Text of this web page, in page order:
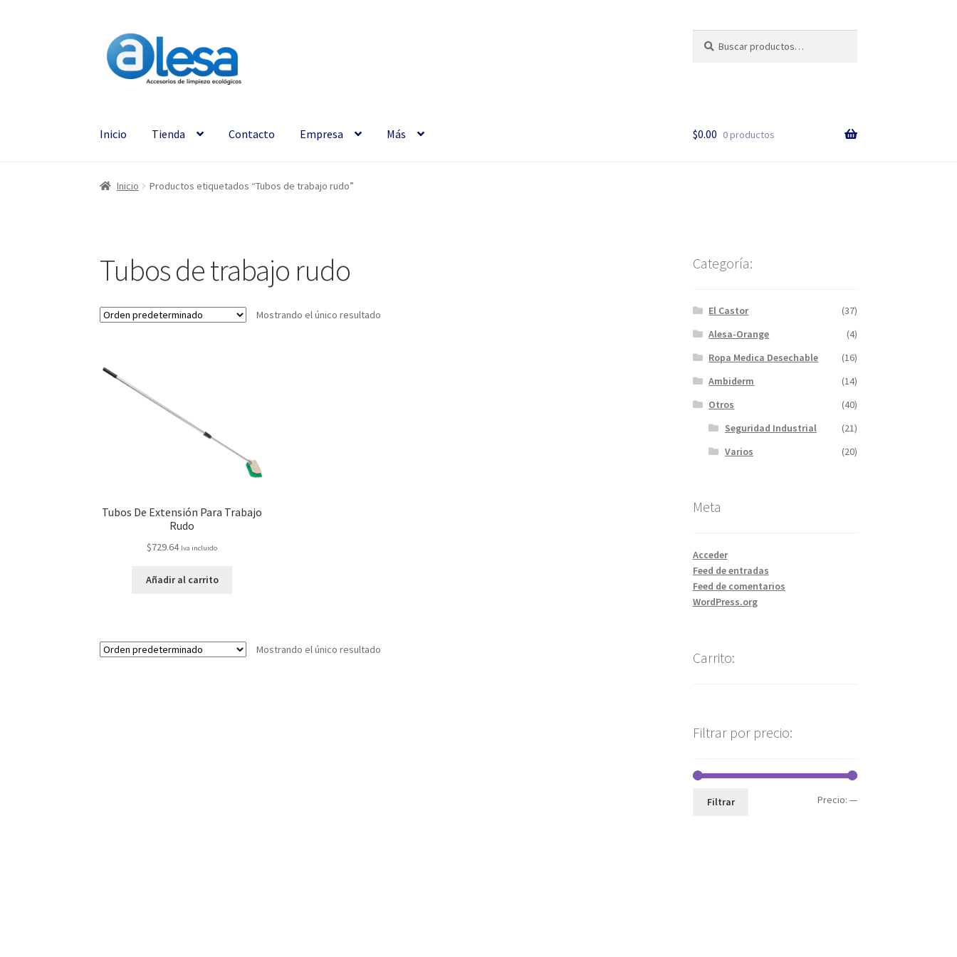
Inicio Tienda Contacto Empresa Más $0.00 0 productos
Inicio Productos etiquetados “Tubos de trabajo rudo”
Tubos de trabajo rudo
Mostrando el único resultado
Tubos De Extensión Para Trabajo
Rudo
$729.64 Iva incluido
Añadir al carrito
Mostrando el único resultado
Categoría:
El Castor
(37)
Alesa-Orange
(4)
Ropa Medica Desechable
(16)
Ambiderm
(14)
Otros
(40)
Seguridad Industrial
(21)
Varios
(20)
Meta
Acceder
Feed de entradas
Feed de comentarios
WordPress.org
Carrito:
Filtrar por precio:
Filtrar Precio: —